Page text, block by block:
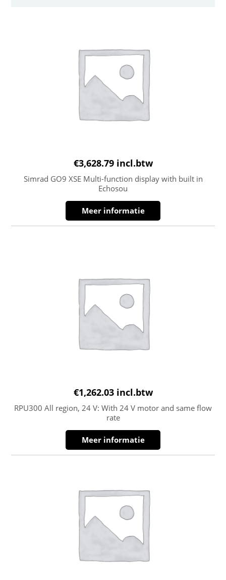
€3,628.79 incl.btw
Simrad GO9 XSE Multi-function display with built in
Echosou
Meer informatie
€1,262.03 incl.btw
RPU300 All region, 24 V: With 24 V motor and same flow
rate
Meer informatie